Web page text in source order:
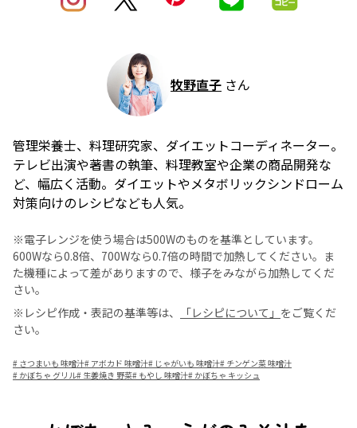
牧野直子 さん
管理栄養士、料理研究家、ダイエットコーディネーター。
テレビ出演や著書の執筆、料理教室や企業の商品開発な
ど、幅広く活動。ダイエットやメタボリックシンドローム
対策向けのレシピなども人気。
※電子レンジを使う場合は500Wのものを基準としています。
600Wなら0.8倍、700Wなら0.7倍の時間で加熱してください。ま
た機種によって差がありますので、様子をみながら加熱してくだ
さい。
※レシピ作成・表記の基準等は、
「レシピについて」 をご覧くだ
さい。
# さつまいも 味噌汁# アボカド 味噌汁# じゃがいも 味噌汁# チンゲン菜 味噌汁
# かぼちゃ グリル# 生姜焼き 野菜# もやし 味噌汁# かぼちゃ キッシュ